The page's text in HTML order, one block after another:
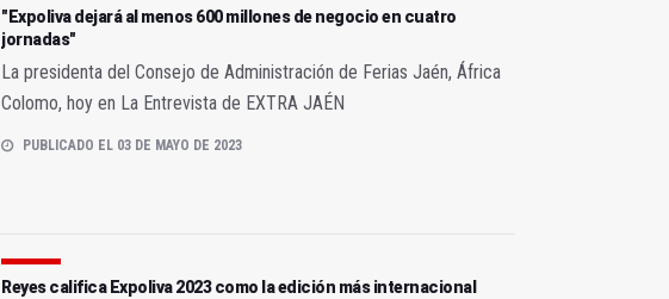
"Expoliva dejará al menos 600 millones de negocio en cuatro
jornadas"
La presidenta del Consejo de Administración de Ferias Jaén, África
Colomo, hoy en La Entrevista de EXTRA JAÉN
PUBLICADO EL 03 DE MAYO DE 2023
Reyes califica Expoliva 2023 como la edición más internacional